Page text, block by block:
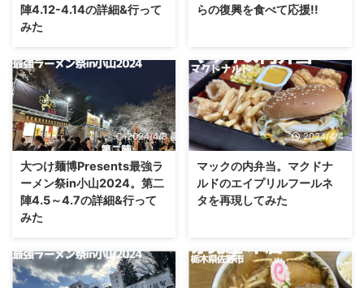
陣4.12-4.14の詳細&行って
みた
らの復興を食べて応援!!
2024/4/8
大つけ麺博Presents最強ラ
ーメン祭in小山2024。第二
陣4.5～4.7の詳細&行って
みた
2024/4/4
マックの内弁当。マクドナ
ルドのエイプリルフールネ
タを再現してみた